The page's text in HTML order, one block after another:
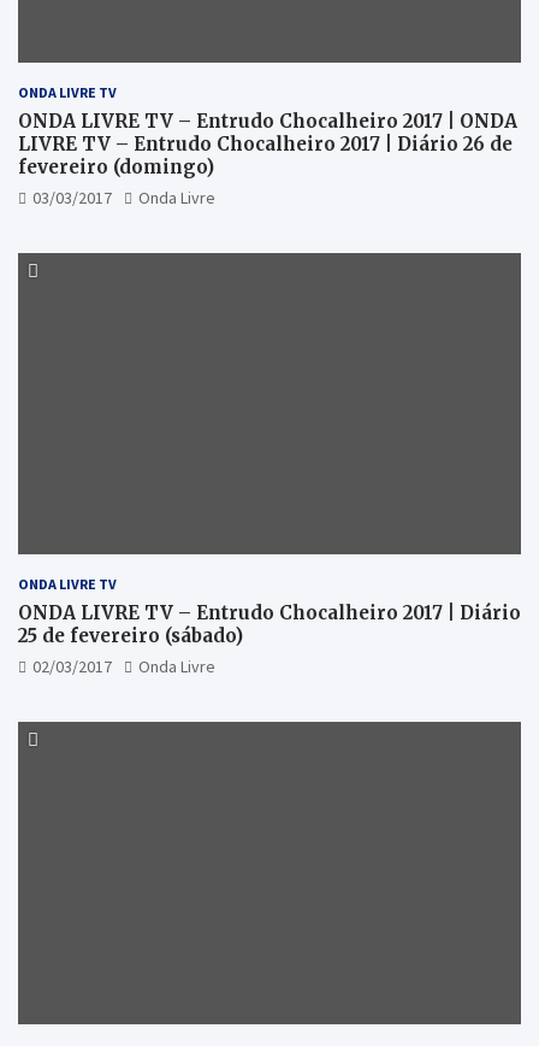
ONDA LIVRE TV
ONDA LIVRE TV – Entrudo Chocalheiro 2017 | ONDA
LIVRE TV – Entrudo Chocalheiro 2017 | Diário 26 de
fevereiro (domingo)
03/03/2017 Onda Livre
ONDA LIVRE TV
ONDA LIVRE TV – Entrudo Chocalheiro 2017 | Diário
25 de fevereiro (sábado)
02/03/2017 Onda Livre